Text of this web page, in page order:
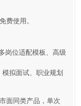
费使用。
岗位适配模板、高级
拟面试、职业规划
面同类产品，单次